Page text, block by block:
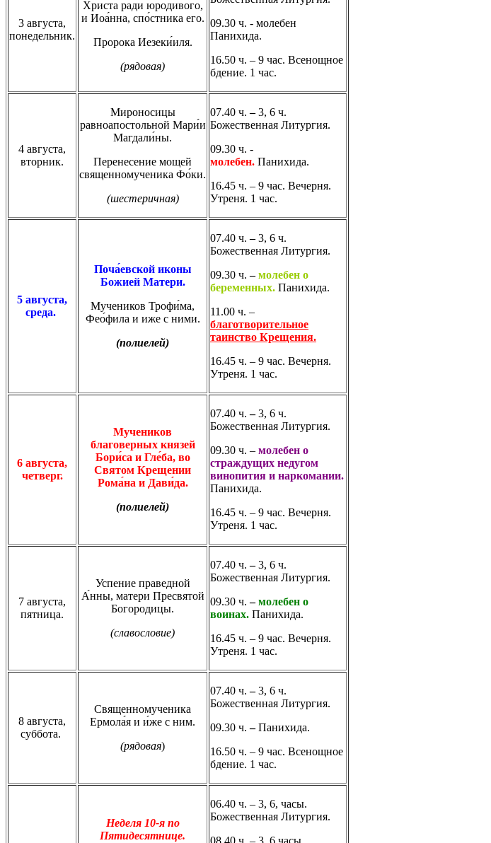
3 августа,
понедельник.
Христа ради юродивого,
и Иоа́нна, спо́стника его.
Пророка Иезеки́иля.
(рядовая)
09.30 ч. - молебен
Панихида.
16.50 ч. – 9 час. Всенощное
бдение. 1 час.
4 августа,
вторник.
Мироносицы
равноапостольной Мари́и
Магдали́ны.
Перенесение мощей
священномученика Фо́ки.
(шестеричная)
07.40 ч.–3, 6 ч.
Божественная Литургия.
09.30 ч. -
молебен. Панихида.
16.45 ч. – 9 час. Вечерня.
Утреня. 1 час.
5 августа,
среда.
Поча́евской иконы
Божией Матери.
Мучеников Трофи́ма,
Фео́фила и иже с ними.
(полиелей)
07.40 ч.–3, 6 ч.
Божественная Литургия.
09.30 ч.–молебен о
беременных. Панихида.
11.00 ч. –
благотворительное
таинство Крещения.
16.45 ч. – 9 час. Вечерня.
Утреня. 1 час.
6 августа,
четверг.
Мучеников
благоверных князей
Бори́са и Гле́ба, во
Святом Крещении
Рома́на и Дави́да.
(полиелей)
07.40 ч.–3, 6 ч.
Божественная Литургия.
09.30 ч. – молебен о
страждущих недугом
винопития и наркомании.
Панихида.
16.45 ч. – 9 час. Вечерня.
Утреня. 1 час.
7 августа,
пятница.
Успение праведной
А́нны, матери Пресвятой
Богородицы.
(славословие)
07.40 ч.–3, 6 ч.
Божественная Литургия.
09.30 ч.–молебен о
воинах. Панихида.
16.45 ч. – 9 час. Вечерня.
Утреня. 1 час.
8 августа,
суббота.
Священномученика
Ермола́я и и́же с ним.
(рядовая)
07.40 ч.–3, 6 ч.
Божественная Литургия.
09.30 ч.–Панихида.
16.50 ч. – 9 час. Всенощное
бдение. 1 час.
Неделя 10-я по
Пятидесятнице.
06.40 ч. – 3, 6, часы.
Божественная Литургия.